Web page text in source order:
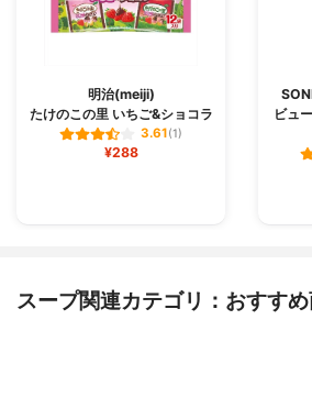
明治(meiji)
たけのこの里 いちご&ショコラ
3.61(1)
¥288
ビュ
スープ関連カテゴリ：おすす